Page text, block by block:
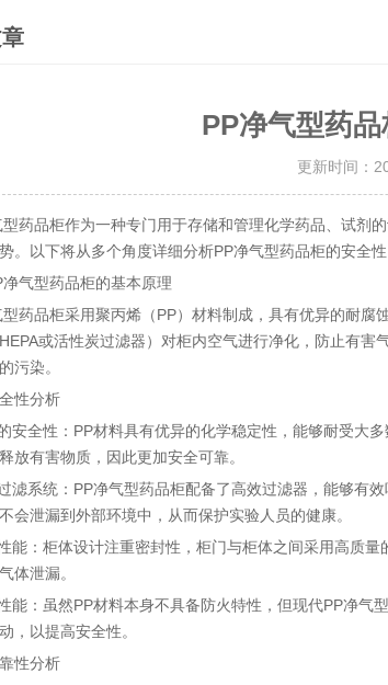
PP净气型药
更新时间：
型药品柜作为一种专门用于存储和管理化学药品、试剂
。以下将从多个角度详细分析PP净气型药品柜的安全
气型药品柜的基本原理
型药品柜采用聚丙烯（PP）材料制成，具有优异的耐
或活性炭过滤器）对柜内空气进行净化，防止有
污染。
性分析
安全性：PP材料具有优异的化学稳定性，能够耐受大
放有害物质，因此更加安全可靠。
滤系统：PP净气型药品柜配备了高效过滤器，能够有
会泄漏到外部环境中，从而保护实验人员的健康。
能：柜体设计注重密封性，柜门与柜体之间采用高质
体泄漏。
能：虽然PP材料本身不具备防火特性，但现代PP净气
，以提高安全性。
性分析